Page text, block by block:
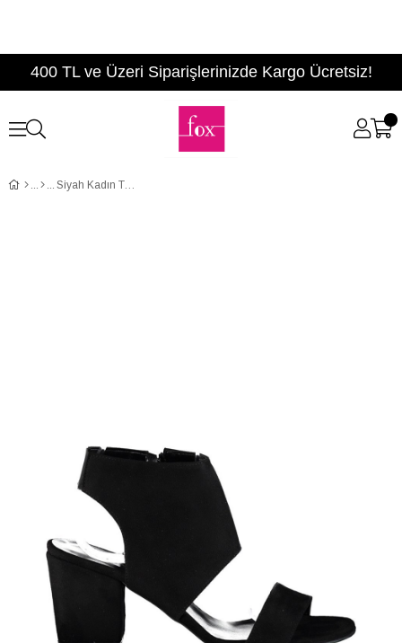
400 TL ve Üzeri Siparişlerinizde Kargo Ücretsiz!
Siyah Kadın Topuklu Ayakkabı D940000202